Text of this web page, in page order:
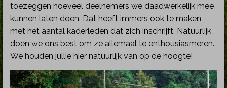
toezeggen hoeveel deelnemers we daadwerkelijk mee
kunnen laten doen. Dat heeft immers ook te maken
met het aantal kaderleden dat zich inschrijft. Natuurlijk
doen we ons best om ze allemaal te enthousiasmeren.
We houden jullie hier natuurlijk van op de hoogte!